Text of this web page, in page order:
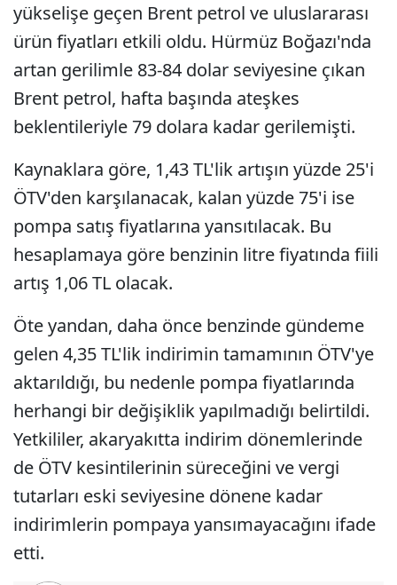
yükselişe geçen Brent petrol ve uluslararası
ürün fiyatları etkili oldu. Hürmüz Boğazı'nda
artan gerilimle 83-84 dolar seviyesine çıkan
Brent petrol, hafta başında ateşkes
beklentileriyle 79 dolara kadar gerilemişti.
Kaynaklara göre, 1,43 TL'lik artışın yüzde 25'i
ÖTV'den karşılanacak, kalan yüzde 75'i ise
pompa satış fiyatlarına yansıtılacak. Bu
hesaplamaya göre benzinin litre fiyatında fiili
artış 1,06 TL olacak.
Öte yandan, daha önce benzinde gündeme
gelen 4,35 TL'lik indirimin tamamının ÖTV'ye
aktarıldığı, bu nedenle pompa fiyatlarında
herhangi bir değişiklik yapılmadığı belirtildi.
Yetkililer, akaryakıtta indirim dönemlerinde
de ÖTV kesintilerinin süreceğini ve vergi
tutarları eski seviyesine dönene kadar
indirimlerin pompaya yansımayacağını ifade
etti.